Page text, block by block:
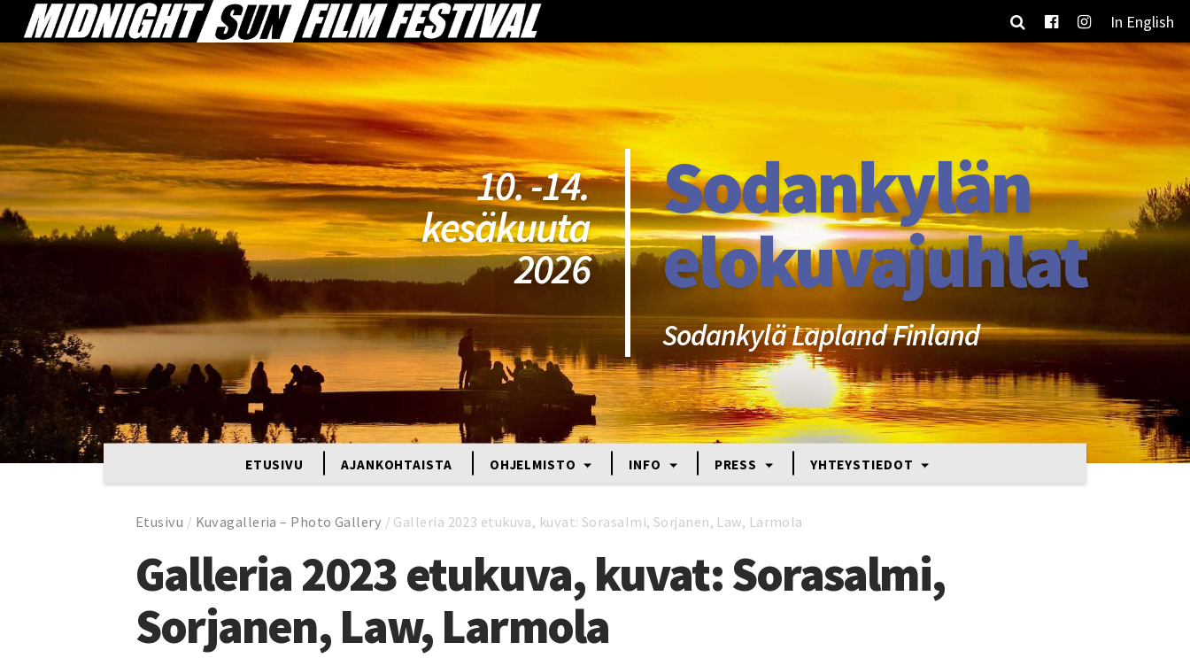
In English
10. -14.
kesäkuuta
2026
Sodankylän
elokuvajuhlat
Sodankylä Lapland Finland
ETUSIVU AJANKOHTAISTA OHJELMISTO INFO PRESS YHTEYSTIEDOT
Etusivu / Kuvagalleria – Photo Gallery / Galleria 2023 etukuva, kuvat: Sorasalmi, Sorjanen, Law, Larmola
Galleria 2023 etukuva, kuvat: Sorasalmi,
Sorjanen, Law, Larmola